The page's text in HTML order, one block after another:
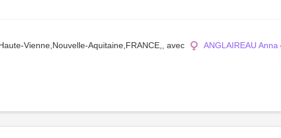
Vienne,Nouvelle-Aquitaine,FRANCE,, avec ANGLAIREAU Anna